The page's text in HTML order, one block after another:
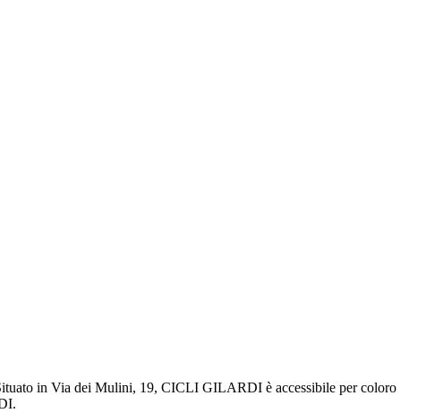
in Via dei Mulini, 19, CICLI GILARDI è accessibile per coloro